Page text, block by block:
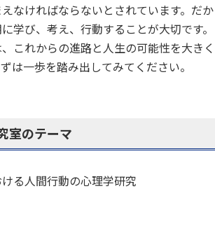
なければならないとされています。だか
学び、考え、行動することが大切です。
これからの進路と人生の可能性を大きく
は一歩を踏み出してみてください。
室のテーマ
る人間行動の心理学研究